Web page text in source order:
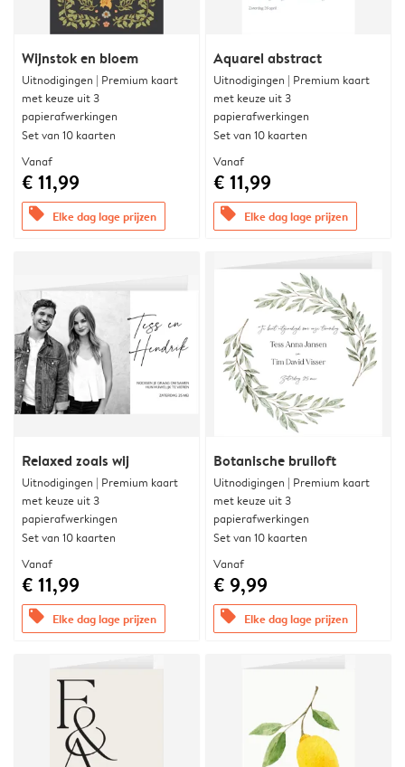
Wijnstok en bloem
Uitnodigingen | Premium kaart
met keuze uit 3
papierafwerkingen
Set van 10 kaarten
Vanaf
€ 11,99
offers Elke dag lage prijzen
Aquarel abstract
Uitnodigingen | Premium kaart
met keuze uit 3
papierafwerkingen
Set van 10 kaarten
Vanaf
€ 11,99
offers Elke dag lage prijzen
Relaxed zoals wij
Uitnodigingen | Premium kaart
met keuze uit 3
papierafwerkingen
Set van 10 kaarten
Vanaf
€ 11,99
offers Elke dag lage prijzen
Botanische bruiloft
Uitnodigingen | Premium kaart
met keuze uit 3
papierafwerkingen
Set van 10 kaarten
Vanaf
€ 9,99
offers Elke dag lage prijzen